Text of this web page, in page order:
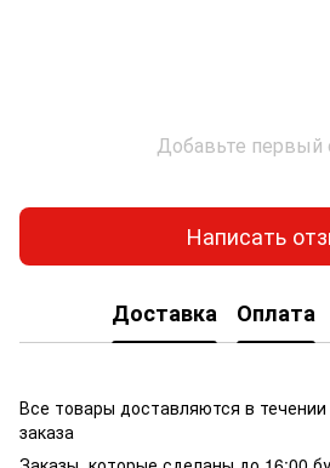
Добавьте первый
Написать
Доставка Оплата
Все товары доставляются в
заказа